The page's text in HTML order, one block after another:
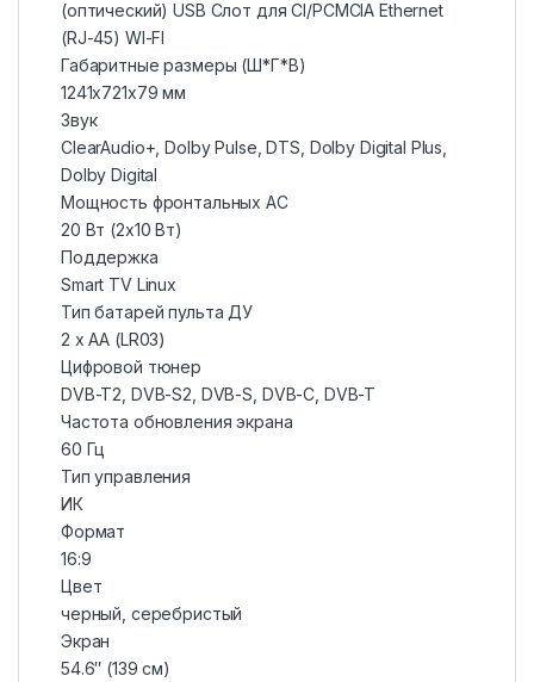
(оптический) USB Слот для CI/PCMCIA Ethernet
(RJ-45) WI-FI
Габаритные размеры (Ш*Г*В)
1241x721x79 мм
Звук
ClearAudio+, Dolby Pulse, DTS, Dolby Digital Plus,
Dolby Digital
Мощность фронтальных АС
20 Вт (2х10 Вт)
Поддержка
Smart TV Linux
Тип батарей пульта ДУ
2 х AA (LR03)
Цифровой тюнер
DVB-T2, DVB-S2, DVB-S, DVB-C, DVB-T
Частота обновления экрана
60 Гц
Тип управления
ИК
Формат
16:9
Цвет
черный, серебристый
Экран
54.6″ (139 см)